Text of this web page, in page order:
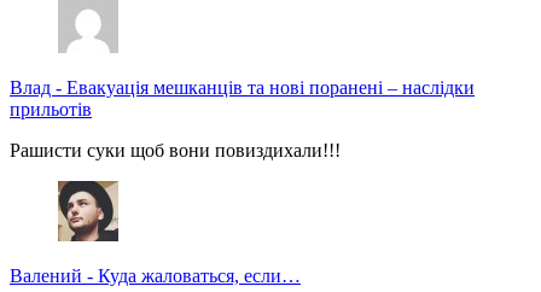
Влад - Евакуація мешканців та нові поранені – наслідки
прильотів
Рашисти суки щоб вони повиздихали!!!
Валений - Куда жаловаться, если…